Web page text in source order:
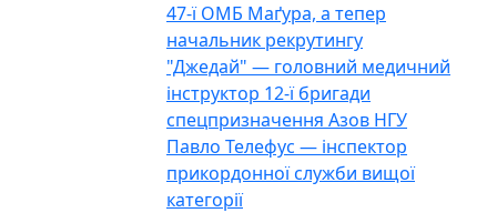
47-ї ОМБ Маґура, а тепер
начальник рекрутингу
"Джедай" — головний медичний
інструктор 12-ї бригади
спецпризначення Азов НГУ
Павло Телефус — інспектор
прикордонної служби вищої
категорії